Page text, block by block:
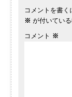
コメントを書く
※ が付いてい
コメント ※